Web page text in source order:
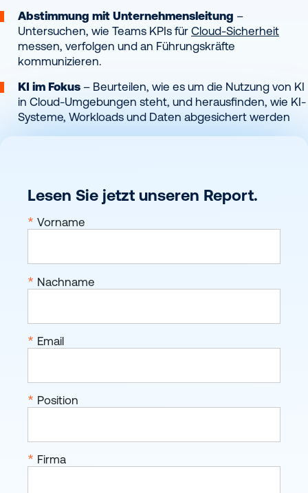
Abstimmung mit Unternehmensleitung –
Untersuchen, wie Teams KPIs für Cloud-Sicherheit
messen, verfolgen und an Führungskräfte
kommunizieren.
KI im Fokus – Beurteilen, wie es um die Nutzung von KI
in Cloud-Umgebungen steht, und herausfinden, wie KI-
Systeme, Workloads und Daten abgesichert werden
Lesen Sie jetzt unseren Report.
* Vorname
* Nachname
* Email
* Position
* Firma